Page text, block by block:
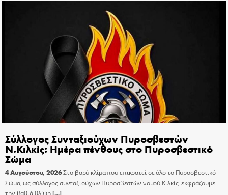
Σύλλογος Συνταξιούχων Πυροσβεστών
Ν.Κιλκίς: Ημέρα πένθους στο Πυροσβεστικό
Σώμα
4 Αυγούστου, 2026Στο βαρύ κλίμα που επικρατεί σε όλο το Πυροσβεστικό
Σώμα, ως σύλλογος συνταξιούχων Πυροσβεστών νομού Κιλκίς, εκφράζουμε